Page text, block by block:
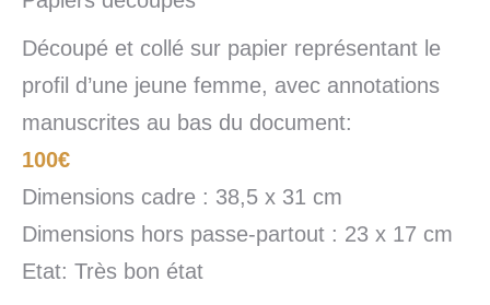
Découpé et collé sur papier représentant le
profil d’une jeune femme, avec annotations
manuscrites au bas du document:
100€
Dimensions cadre : 38,5 x 31 cm
Dimensions hors passe-partout : 23 x 17 cm
Etat: Très bon état